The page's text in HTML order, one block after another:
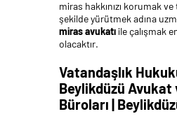
miras hakkınızı korumak
şekilde yürütmek adına
miras avukatıile çalışmak
olacaktır.
Vatandaşlık
Beylikdüzü Avukat
Büroları |